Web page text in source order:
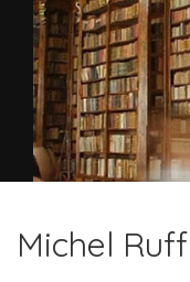
Michel